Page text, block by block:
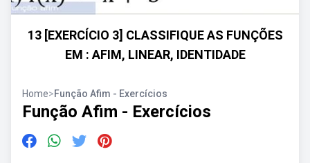
13 [EXERCÍCIO 3] CLASSIFIQUE AS FUNÇÕES
EM : AFIM, LINEAR, IDENTIDADE
Home>Função Afim - Exercícios
Função Afim - Exercícios